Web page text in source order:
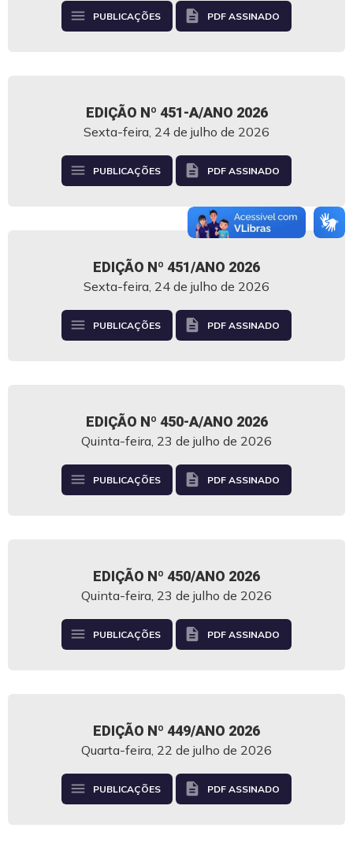
menu PUBLICAÇÕES description PDF ASSINADO
EDIÇÃO Nº 451-A/ANO 2026
Sexta-feira, 24 de julho de 2026
menu PUBLICAÇÕES description PDF ASSINADO
EDIÇÃO Nº 451/ANO 2026
Sexta-feira, 24 de julho de 2026
menu PUBLICAÇÕES description PDF ASSINADO
EDIÇÃO Nº 450-A/ANO 2026
Quinta-feira, 23 de julho de 2026
menu PUBLICAÇÕES description PDF ASSINADO
EDIÇÃO Nº 450/ANO 2026
Quinta-feira, 23 de julho de 2026
menu PUBLICAÇÕES description PDF ASSINADO
EDIÇÃO Nº 449/ANO 2026
Quarta-feira, 22 de julho de 2026
menu PUBLICAÇÕES description PDF ASSINADO